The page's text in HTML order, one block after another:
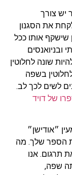
יש צורך
את הסגנון
שישקף אותו ככל
שונה לחלוטין
בשפה
לשים לכך לב.
של דויד
״אודישן״
הספר שלך. מה
תרגום. אנו
שפה,